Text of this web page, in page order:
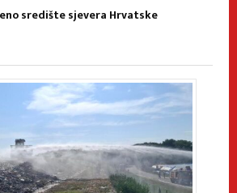
središte sjevera Hrvatske